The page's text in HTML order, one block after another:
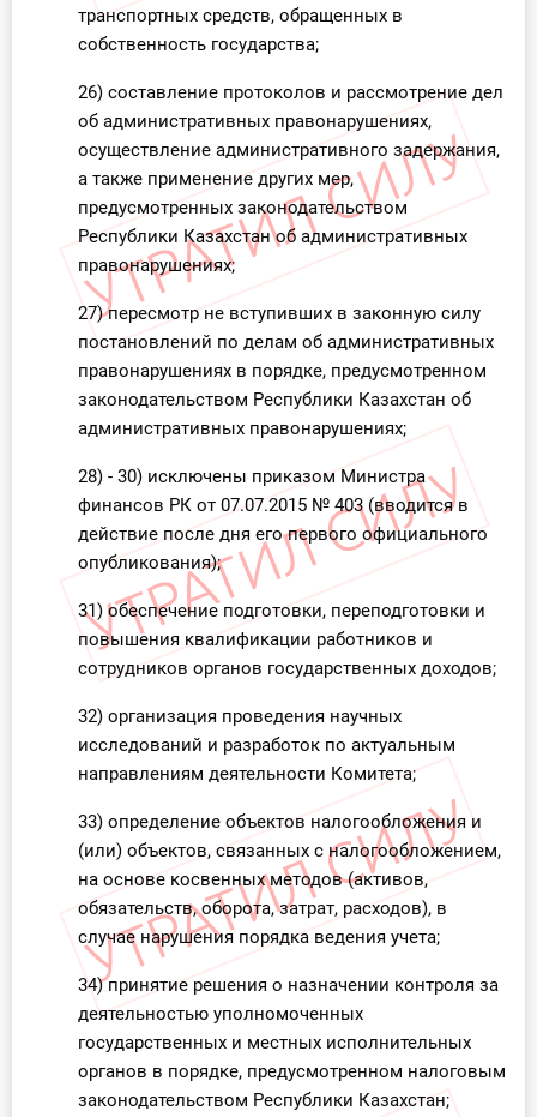
транспортных средств, обращенных в
собственность государства;
26) составление протоколов и рассмотрение дел
об административных правонарушениях,
осуществление административного задержания,
а также применение других мер,
предусмотренных законодательством
Республики Казахстан об административных
правонарушениях;
27) пересмотр не вступивших в законную силу
постановлений по делам об административных
правонарушениях в порядке, предусмотренном
законодательством Республики Казахстан об
административных правонарушениях;
28) - 30) исключены приказом Министра
финансов РК от 07.07.2015 № 403 (вводится в
действие после дня его первого официального
опубликования);
31) обеспечение подготовки, переподготовки и
повышения квалификации работников и
сотрудников органов государственных доходов;
32) организация проведения научных
исследований и разработок по актуальным
направлениям деятельности Комитета;
33) определение объектов налогообложения и
(или) объектов, связанных с налогообложением,
на основе косвенных методов (активов,
обязательств, оборота, затрат, расходов), в
случае нарушения порядка ведения учета;
34) принятие решения о назначении контроля за
деятельностью уполномоченных
государственных и местных исполнительных
органов в порядке, предусмотренном налоговым
законодательством Республики Казахстан;